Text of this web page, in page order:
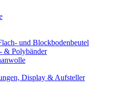
und Blockbodenbeutel
& Polybänder
Display & Aufsteller